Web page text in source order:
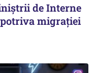
de Interne
migrației